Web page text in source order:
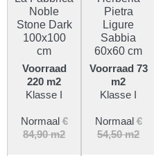
Noble
Stone Dark
100x100
cm
Voorraad
220 m2
Klasse I
Normaal€
84,90 m2
Pietra
Ligure
Sabbia
60x60 cm
Voorraad 73
m2
Klasse I
Normaal€
54,50 m2